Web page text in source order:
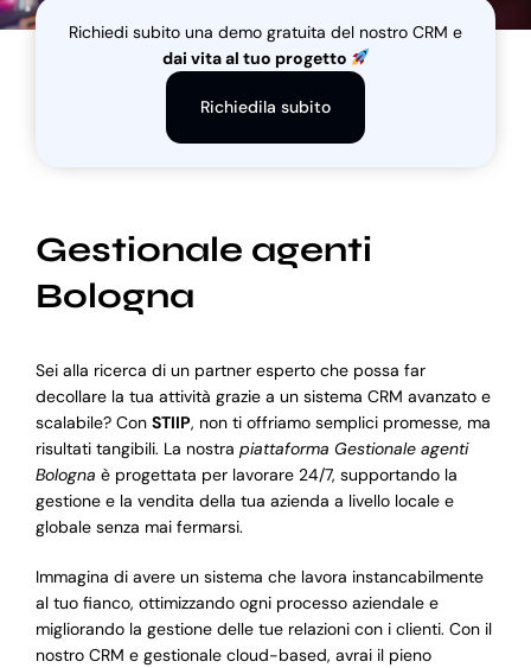
Richiedi subito una demo gratuita del nostro CRM e
dai vita al tuo progetto
Richiedila subito
Gestionale agenti
Bologna
Sei alla ricerca di un partner esperto che possa far
decollare la tua attività grazie a un sistema CRM avanzato e
scalabile? Con STIIP, non ti offriamo semplici promesse, ma
risultati tangibili. La nostra piattaforma Gestionale agenti
Bologna è progettata per lavorare 24/7, supportando la
gestione e la vendita della tua azienda a livello locale e
globale senza mai fermarsi.
Immagina di avere un sistema che lavora instancabilmente
al tuo fianco, ottimizzando ogni processo aziendale e
migliorando la gestione delle tue relazioni con i clienti. Con il
nostro CRM e gestionale cloud-based, avrai il pieno